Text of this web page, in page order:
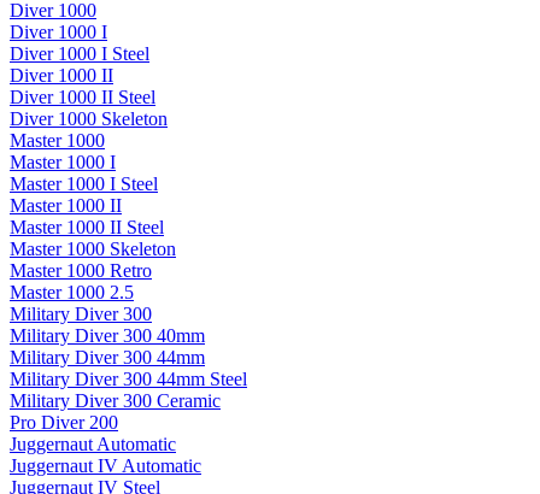
Diver 1000
Diver 1000 I
Diver 1000 I Steel
Diver 1000 II
Diver 1000 II Steel
Diver 1000 Skeleton
Master 1000
Master 1000 I
Master 1000 I Steel
Master 1000 II
Master 1000 II Steel
Master 1000 Skeleton
Master 1000 Retro
Master 1000 2.5
Military Diver 300
Military Diver 300 40mm
Military Diver 300 44mm
Military Diver 300 44mm Steel
Military Diver 300 Ceramic
Pro Diver 200
Juggernaut Automatic
Juggernaut IV Automatic
Juggernaut IV Steel